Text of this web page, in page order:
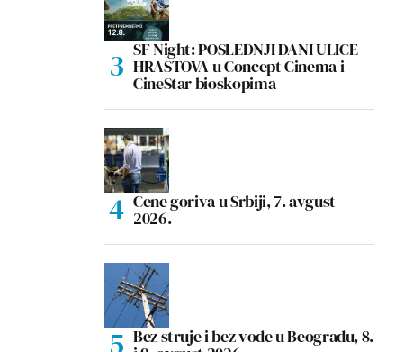
SF Night: POSLEDNJI DANI ULICE
HRASTOVA u Concept Cinema i
CineStar bioskopima
Cene goriva u Srbiji, 7. avgust
2026.
Bez struje i bez vode u Beogradu, 8.